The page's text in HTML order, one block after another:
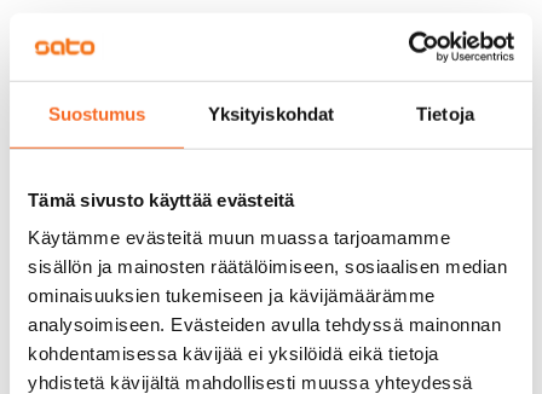
Suostumus Yksityiskohdat Tietoja
Tämä sivusto käyttää evästeitä
Käytämme evästeitä muun muassa tarjoamamme
sisällön ja mainosten räätälöimiseen, sosiaalisen median
ominaisuuksien tukemiseen ja kävijämäärämme
analysoimiseen. Evästeiden avulla tehdyssä mainonnan
kohdentamisessa kävijää ei yksilöidä eikä tietoja
yhdistetä kävijältä mahdollisesti muussa yhteydessä
Sopimus ja maksut
Vapautuminen
Vuokrattu
Varallisuusrajat
Kyllä
Vuokra
Vuokravakuus
0 €